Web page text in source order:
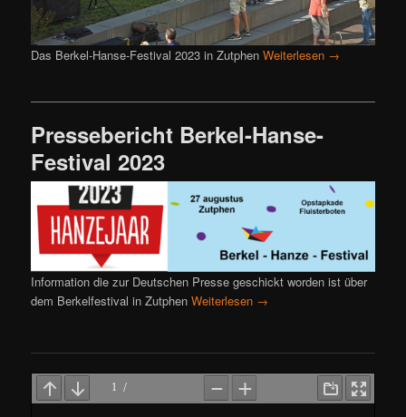
Das Berkel-Hanse-Festival 2023 in ZutphenWeiterlesen →
Pressebericht Berkel-Hanse-
Festival 2023
Information die zur Deutschen Presse geschickt worden ist über
dem Berkelfestival in ZutphenWeiterlesen →